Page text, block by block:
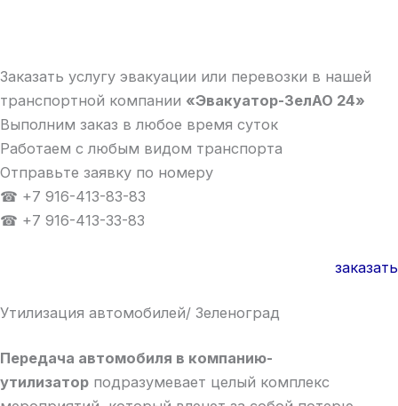
Заказать услугу эвакуации или перевозки в нашей
транспортной компании «Эвакуатор-ЗелАО 24»
Выполним заказ в любое время суток
Работаем с любым видом транспорта
Отправьте заявку по номеру
☎ +7 916-413-83-83
☎ +7 916-413-33-83
заказать
Утилизация автомобилей/ Зеленоград
Передача автомобиля в компанию-
утилизатор подразумевает целый комплекс